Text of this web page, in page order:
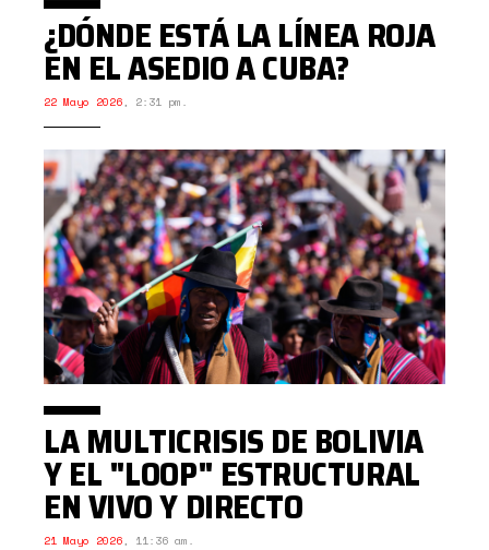
¿DÓNDE ESTÁ LA LÍNEA ROJA
EN EL ASEDIO A CUBA?
22 Mayo 2026, 2:31 pm.
LA MULTICRISIS DE BOLIVIA
Y EL "LOOP" ESTRUCTURAL
EN VIVO Y DIRECTO
21 Mayo 2026, 11:36 am.